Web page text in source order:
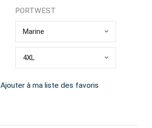
PORTWEST
Marine
4XL
Ajouter à ma liste des favoris